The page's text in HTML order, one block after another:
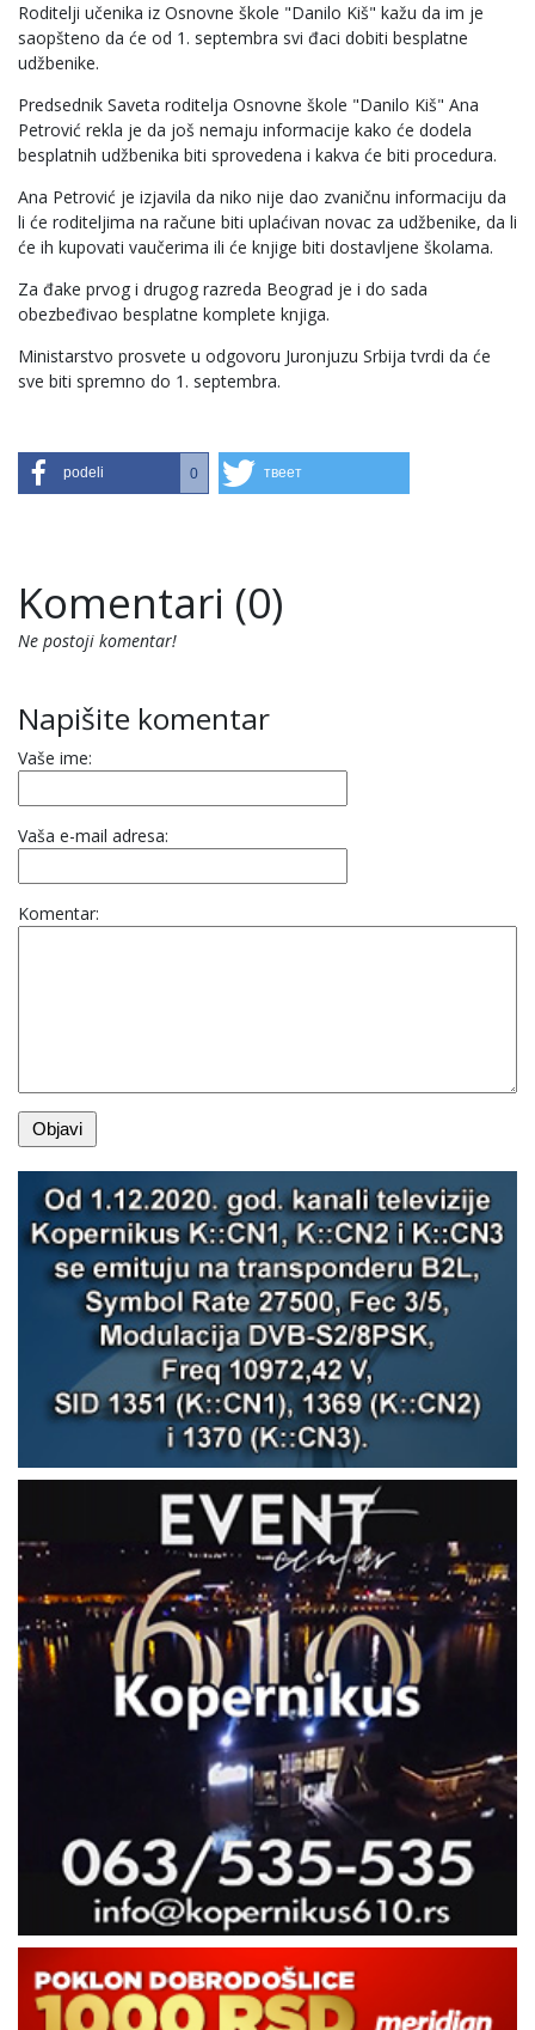
Roditelji učenika iz Osnovne škole "Danilo Kiš" kažu da im je
saopšteno da će od 1. septembra svi đaci dobiti besplatne
udžbenike.
Predsednik Saveta roditelja Osnovne škole "Danilo Kiš" Ana
Petrović rekla je da još nemaju informacije kako će dodela
besplatnih udžbenika biti sprovedena i kakva će biti procedura.
Ana Petrović je izjavila da niko nije dao zvaničnu informaciju da
li će roditeljima na račune biti uplaćivan novac za udžbenike, da li
će ih kupovati vaučerima ili će knjige biti dostavljene školama.
Za đake prvog i drugog razreda Beograd je i do sada
obezbeđivao besplatne komplete knjiga.
Ministarstvo prosvete u odgovoru Juronjuzu Srbija tvrdi da će
sve biti spremno do 1. septembra.
podeli 0 твеет
Komentari (0)
Ne postoji komentar!
Napišite komentar
Vaše ime:
Vaša e-mail adresa:
Komentar: